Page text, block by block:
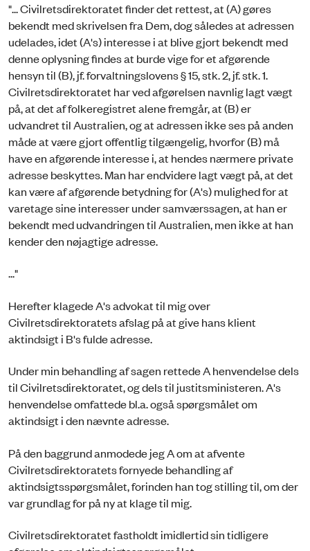
"... Civilretsdirektoratet finder det rettest, at (A) gøres
bekendt med skrivelsen fra Dem, dog således at adressen
udelades, idet (A's) interesse i at blive gjort bekendt med
denne oplysning findes at burde vige for et afgørende
hensyn til (B), jf. forvaltningslovens § 15, stk. 2, jf. stk. 1.
Civilretsdirektoratet har ved afgørelsen navnlig lagt vægt
på, at det af folkeregistret alene fremgår, at (B) er
udvandret til Australien, og at adressen ikke ses på anden
måde at være gjort offentlig tilgængelig, hvorfor (B) må
have en afgørende interesse i, at hendes nærmere private
adresse beskyttes. Man har endvidere lagt vægt på, at det
kan være af afgørende betydning for (A's) mulighed for at
varetage sine interesser under samværssagen, at han er
bekendt med udvandringen til Australien, men ikke at han
kender den nøjagtige adresse.
..."
Herefter klagede A's advokat til mig over
Civilretsdirektoratets afslag på at give hans klient
aktindsigt i B's fulde adresse.
Under min behandling af sagen rettede A henvendelse dels
til Civilretsdirektoratet, og dels til justitsministeren. A's
henvendelse omfattede bl.a. også spørgsmålet om
aktindsigt i den nævnte adresse.
På den baggrund anmodede jeg A om at afvente
Civilretsdirektoratets fornyede behandling af
aktindsigtsspørgsmålet, forinden han tog stilling til, om der
var grundlag for på ny at klage til mig.
Civilretsdirektoratet fastholdt imidlertid sin tidligere